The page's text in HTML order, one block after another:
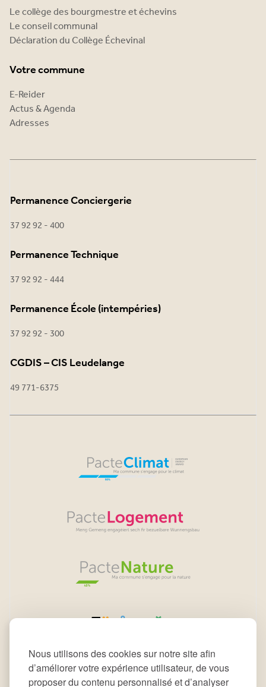
Nous utilisons des cookies sur notre site afin
d’améliorer votre expérience utilisateur, de vous
proposer du contenu personnalisé et d’analyser
Le collège des bourgmestre et échevins
Le conseil communal
Déclaration du Collège Échevinal
Votre commune
E-Reider
Actus & Agenda
Adresses
Permanence Conciergerie
37 92 92 - 400
Permanence Technique
37 92 92 - 444
Permanence École (intempéries)
37 92 92 - 300
CGDIS – CIS Leudelange
49 771-6375